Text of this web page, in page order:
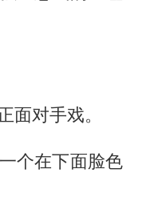
面对手戏。
个在下面脸色